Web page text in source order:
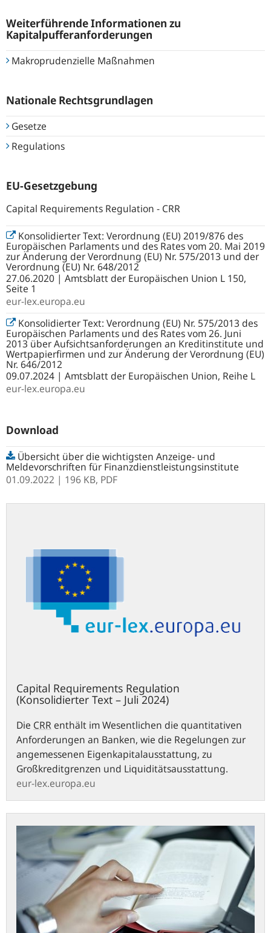
Weiterführende Informationen zu
Kapitalpufferanforderungen
Makroprudenzielle Maßnahmen
Nationale Rechtsgrundlagen
Gesetze
Regulations
EU-Gesetzgebung
Capital Requirements Regulation - CRR
Konsolidierter Text: Verordnung (EU) 2019/876 des
Europäischen Parlaments und des Rates vom 20. Mai 2019
zur Änderung der Verordnung (EU) Nr. 575/2013 und der
Verordnung (EU) Nr. 648/2012
27.06.2020 | Amtsblatt der Europäischen Union L 150,
Seite 1
eur-lex.europa.eu
Konsolidierter Text: Verordnung (EU) Nr. 575/2013 des
Europäischen Parlaments und des Rates vom 26. Juni
2013 über Aufsichtsanforderungen an Kreditinstitute und
Wertpapierfirmen und zur Änderung der Verordnung (EU)
Nr. 646/2012
09.07.2024 | Amtsblatt der Europäischen Union, Reihe L
eur-lex.europa.eu
Download
Übersicht über die wichtigsten Anzeige- und
Meldevorschriften für Finanzdienstleistungsinstitute
01.09.2022 | 196 KB, PDF
Capital Requirements Regulation
(Konsolidierter Text – Juli 2024)
Die CRR enthält im Wesentlichen die quantitativen
Anforderungen an Banken, wie die Regelungen zur
angemessenen Eigenkapitalausstattung, zu
Großkreditgrenzen und Liquiditätsausstattung.
eur-lex.europa.eu
SolvV